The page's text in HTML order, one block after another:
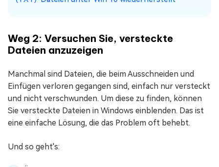
Weg 2: Versuchen Sie, versteckte
Dateien anzuzeigen
Manchmal sind Dateien, die beim Ausschneiden und
Einfügen verloren gegangen sind, einfach nur versteckt
und nicht verschwunden. Um diese zu finden, können
Sie versteckte Dateien in Windows einblenden. Das ist
eine einfache Lösung, die das Problem oft behebt.
Und so geht's: